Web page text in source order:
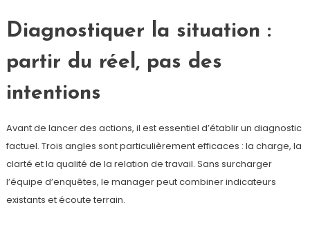
Diagnostiquer la situation :
partir du réel, pas des
intentions
Avant de lancer des actions, il est essentiel d’établir un diagnostic
factuel. Trois angles sont particulièrement efficaces : la charge, la
clarté et la qualité de la relation de travail. Sans surcharger
l’équipe d’enquêtes, le manager peut combiner indicateurs
existants et écoute terrain.